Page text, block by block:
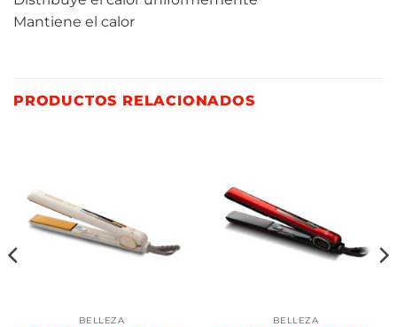
Mantiene el calor
PRODUCTOS RELACIONADOS
BELLEZA BELLEZA